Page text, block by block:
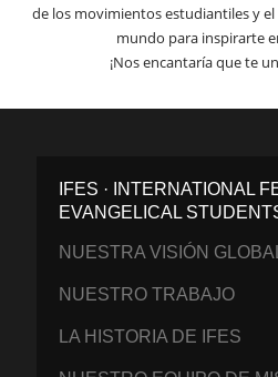
de los movimientos estudiantiles y
mundo para inspirarte
¡Nos encantaría que te
IFES · INTERNATIONAL
EVANGELICAL
NUESTRA VISIÓN GLOBAL
NUESTRO TRABAJO
LA HISTORIA DE IFES